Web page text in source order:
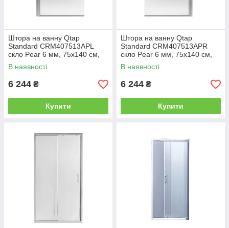
Штора на ванну Qtap
Standard CRM407513APL
скло Pear 6 мм, 75х140 см,
ліва
В наявності
6 244 ₴
Купити
Штора на ванну Qtap
Standard CRM407513APR
скло Pear 6 мм, 75х140 см,
права
В наявності
6 244 ₴
Купити